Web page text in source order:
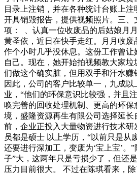
目录上注销，并在各种统计台账上注
开具销毁报告，提供视频照片。三
项： 、认真一位收废品的后姑娘月
黄圣依，近日在快手走红。月月收废
作个小时几乎没休息。这份工作曾
自己。现在，她开始拍视频教大家
们做这个确实脏，但用双手和汗水赚
因此，公司的客户比较单一，九成以
业，“他们的环保意识比较强，并且
唤完善的回收处理机制、更高的环保
境，盛隆资源再生有限公司选择延长
前，企业正投入大量物资进行技术研
员都是硕士 以上学历，“以前只是从
还要进行深加工，变废为‘宝上宝’。
子”大，这两年只是亏损少了，但还
压力目前很大。 不过在陈琪看来，